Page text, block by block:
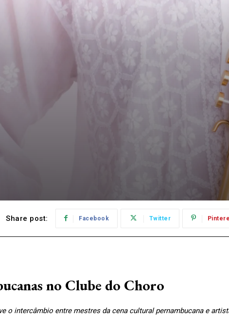
Share post: Facebook Twitter
no Clube do Choro
o intercâmbio entre mestres da cena cultural pernambucana e